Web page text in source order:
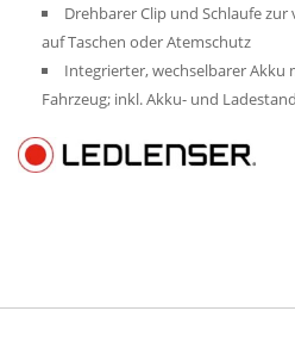
Drehbarer Clip und Schlaufe zur
auf Taschen oder Atemschutz
Integrierter, wechselbarer Akku
Fahrzeug; inkl. Akku- und